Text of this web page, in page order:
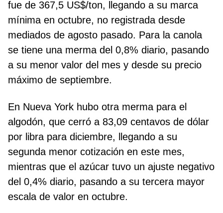
fue de 367,5 US$/ton, llegando a su marca
mínima en octubre, no registrada desde
mediados de agosto pasado. Para la canola
se tiene una merma del 0,8% diario, pasando
a su menor valor del mes y desde su precio
máximo de septiembre.
En Nueva York hubo otra merma para el
algodón, que cerró a 83,09 centavos de dólar
por libra para diciembre, llegando a su
segunda menor cotización en este mes,
mientras que el azúcar tuvo un ajuste negativo
del 0,4% diario, pasando a su tercera mayor
escala de valor en octubre.